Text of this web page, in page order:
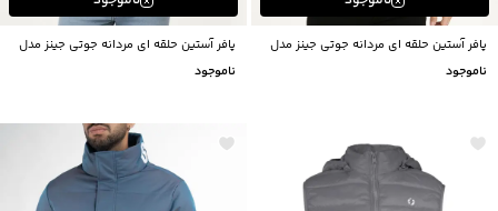
پافر آستین حلقه ای مردانه جوتی جینز مدل
43522109
ناموجود
پافر آستین حلقه ای مردانه جوتی جینز مدل
43522117
ناموجود